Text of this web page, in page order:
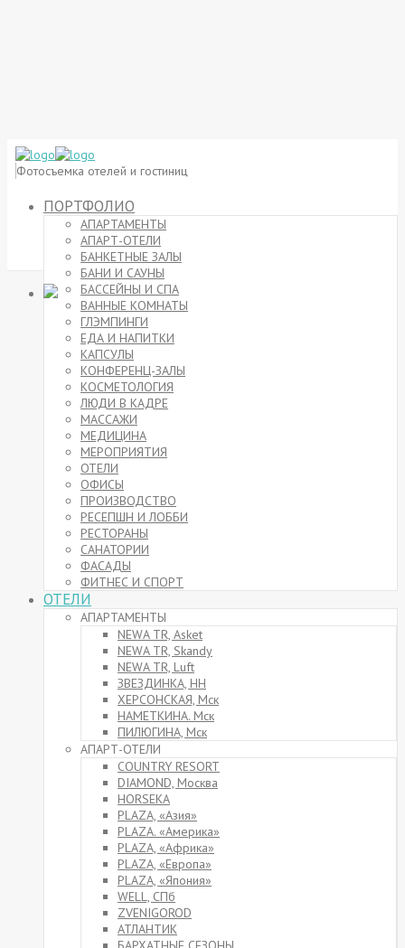
Фотосъемка отелей и гостиниц
ПОРТФОЛИО
АПАРТАМЕНТЫ
АПАРТ-ОТЕЛИ
БАНКЕТНЫЕ ЗАЛЫ
БАНИ И САУНЫ
БАССЕЙНЫ И СПА
ВАННЫЕ КОМНАТЫ
ГЛЭМПИНГИ
ЕДА И НАПИТКИ
КАПСУЛЫ
КОНФЕРЕНЦ-ЗАЛЫ
КОСМЕТОЛОГИЯ
ЛЮДИ В КАДРЕ
МАССАЖИ
МЕДИЦИНА
МЕРОПРИЯТИЯ
ОТЕЛИ
ОФИСЫ
ПРОИЗВОДСТВО
РЕСЕПШН И ЛОББИ
РЕСТОРАНЫ
САНАТОРИИ
ФАСАДЫ
ФИТНЕС И СПОРТ
ОТЕЛИ
АПАРТАМЕНТЫ
NEWA TR, Asket
NEWA TR, Skandy
NEWA TR, Luft
ЗВЕЗДИНКА, НН
ХЕРСОНСКАЯ, Мск
НАМЕТКИНА. Мск
ПИЛЮГИНА, Мск
АПАРТ-ОТЕЛИ
COUNTRY RESORT
DIAMOND, Москва
HORSEKA
PLAZA, «Азия»
PLAZA. «Америка»
PLAZA, «Африка»
PLAZA, «Европа»
PLAZA, «Япония»
WELL, СПб
ZVENIGOROD
АТЛАНТИК